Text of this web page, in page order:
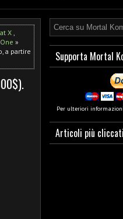
X,
»
a partire
Supporta Mortal
Per ulteriori
Articoli più cliccati